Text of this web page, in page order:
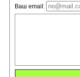
Ваш email: